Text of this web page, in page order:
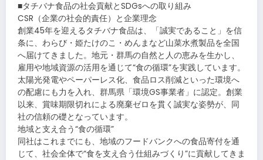
■タチバナ食品の社会貢献とSDGsへの取り組み
CSR（企業の社会的責任）と企業理念
創業45年を迎えるタチバナ食品は、「誠実であること」を信
条に、わらび・姫たけのこ・めんまなど山菜水煮製品を全国
へ届けてきました。地元・群馬の自然と人の恵みを生かし、
雇用や地域資源の活用を通じて“食の循環”を実践しています。
太陽光発電やペーパーレス化、食品ロス削減といった環境へ
の配慮にも力を入れ、群馬県「環境GS事業者」に認定。創業
以来、賞味期限切れによる廃棄ゼロを貫く誠実な姿勢が、同
社の信頼の礎となっています。
地域と支え合う“食の循環”
同社はこれまでにも、地域のフードバンクへの食品寄付を通
じて、社会全体で“食を支え合う仕組みづくり”に貢献してきま